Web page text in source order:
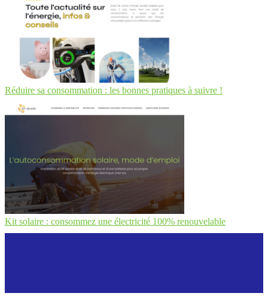
Réduire sa consommation : les bonnes pratiques à suivre !
Kit solaire : consommez une électricité 100% renouvelable